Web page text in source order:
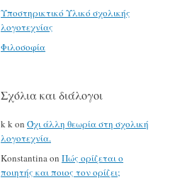
Υποστηρικτικό Υλικό σχολικής
λογοτεχνίας
Φιλοσοφία
Σχόλια και διάλογοι
k kon Όχι άλλη θεωρία στη σχολική
λογοτεχνία.
Konstantinaon Πώς ορίζεται ο
ποιητής και ποιος τον ορίζει;